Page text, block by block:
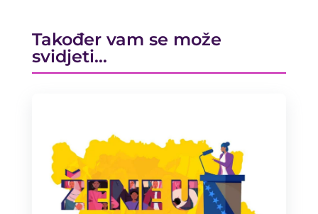
Također vam se može
svidjeti…